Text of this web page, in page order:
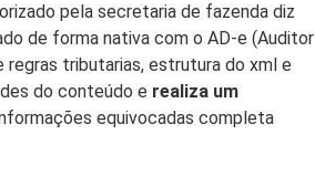
pela secretaria de fazenda diz
de forma nativa com o AD-e (Auditor
tributarias, estrutura do xml e
do conteúdo e realiza um
equivocadas completa